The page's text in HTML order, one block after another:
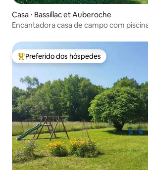
Casa ⋅ Bassillac et Auberoche
Encantadora casa de campo com
Entre os melhores preferidos dos
Preferido dos hóspedes